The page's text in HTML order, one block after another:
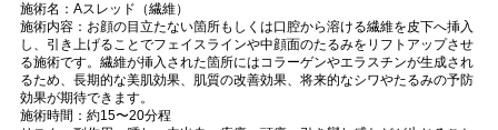
施術名：Aスレッド（繊維）
施術内容：お顔の目立たない箇所もしくは口腔から溶ける繊維を皮下へ挿入
し、引き上げることでフェイスラインや中顔面のたるみをリフトアップさせ
る施術です。繊維が挿入された箇所にはコラーゲンやエラスチンが生成され
るため、長期的な美肌効果、肌質の改善効果、将来的なシワやたるみの予防
効果が期待できます。
施術時間：約15〜20分程